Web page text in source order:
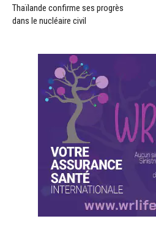
Thaïlande confirme ses progrès
dans le nucléaire civil